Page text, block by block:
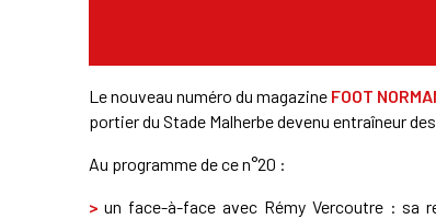
Le nouveau numéro du magazine FOOT
portier du Stade Malherbe devenu entraîneur
Au programme de ce n°20 :
> un face-à-face avec Rémy Vercoutre : sa